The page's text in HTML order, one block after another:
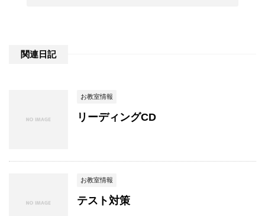
関連日記
お教室情報
リーディングCD
お教室情報
テスト対策